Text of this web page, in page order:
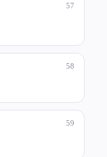
57
58
59